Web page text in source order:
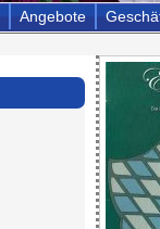
Angebote